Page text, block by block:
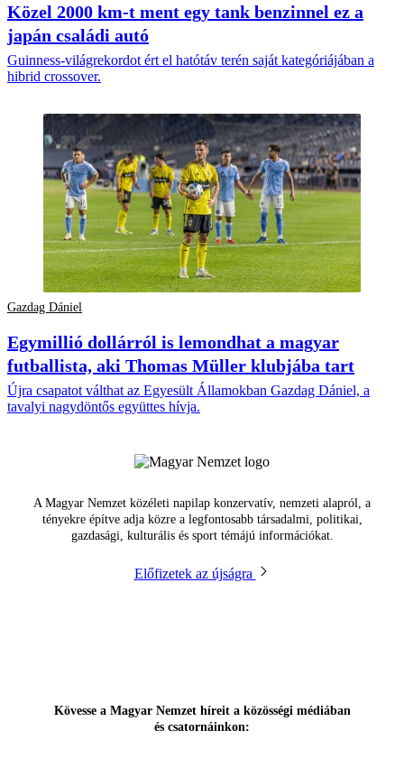
Közel 2000 km-t ment egy tank benzinnel ez a
japán családi autó
Guinness-világrekordot ért el hatótáv terén saját kategóriájában a
hibrid crossover.
Gazdag Dániel
Egymillió dollárról is lemondhat a magyar
futballista, aki Thomas Müller klubjába tart
Újra csapatot válthat az Egyesült Államokban Gazdag Dániel, a
tavalyi nagydöntős együttes hívja.
A Magyar Nemzet közéleti napilap konzervatív, nemzeti alapról, a
tényekre építve adja közre a legfontosabb társadalmi, politikai,
gazdasági, kulturális és sport témájú információkat.
Előfizetek az újságra
Kövesse a Magyar Nemzet híreit a közösségi médiában
és csatornáinkon: